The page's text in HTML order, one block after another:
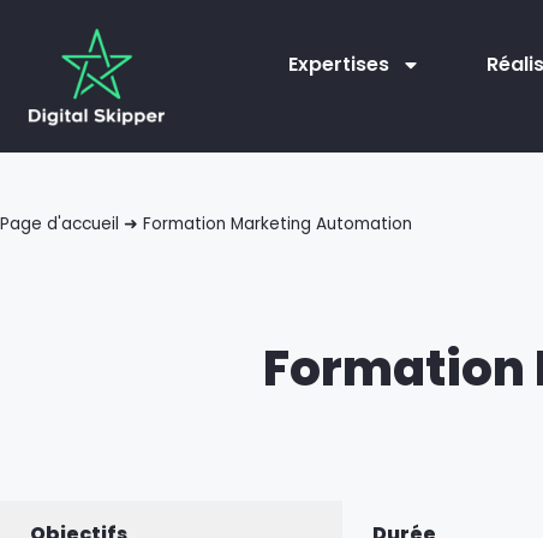
Expertises
Page d'accueil ➜ Formation Marketing Automation